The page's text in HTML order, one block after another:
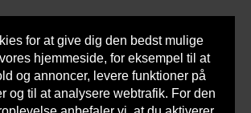
for at give dig den bedst mulige
hjemmeside, for eksempel til at
og annoncer, levere funktioner på
og til at analysere webtrafik. For den